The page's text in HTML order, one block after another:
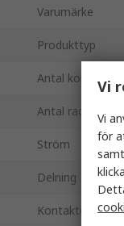
Varumärke
Produkttyp
Antal kontakter
Antal rader
Ström
Delning
Kontaktdon
Vi
Vi
för